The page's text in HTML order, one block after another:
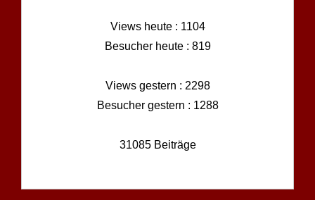
Views heute : 1104
Besucher heute : 819
Views gestern : 2298
Besucher gestern : 1288
31085 Beiträge